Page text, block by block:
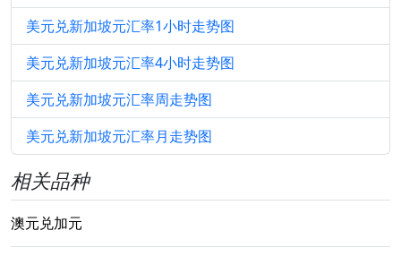
美元兑新加坡元汇率1小时走势图
美元兑新加坡元汇率4小时走势图
美元兑新加坡元汇率周走势图
美元兑新加坡元汇率月走势图
相关品种
澳元兑加元